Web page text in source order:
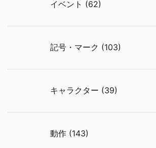
イベント (62)
記号・マーク (103)
キャラクター (39)
動作 (143)